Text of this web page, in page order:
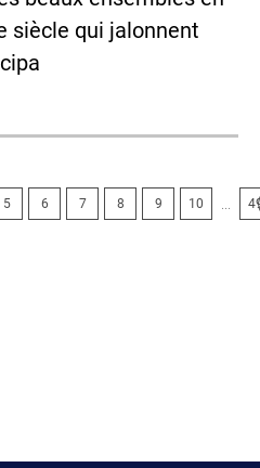
siècle qui jalonnent
5 6 7 8 9 10